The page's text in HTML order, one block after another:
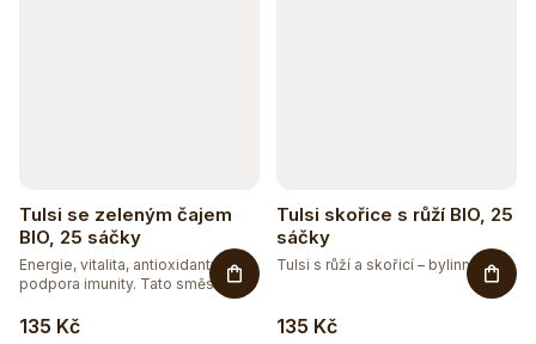
Tulsi se zeleným čajem
BIO, 25 sáčky
135 Kč
Energie, vitalita, antioxidanty a
podpora imunity. Tato směs...
Tulsi skořice s růží BIO, 25
sáčky
135 Kč
Tulsi s růží a skořicí – bylinný...